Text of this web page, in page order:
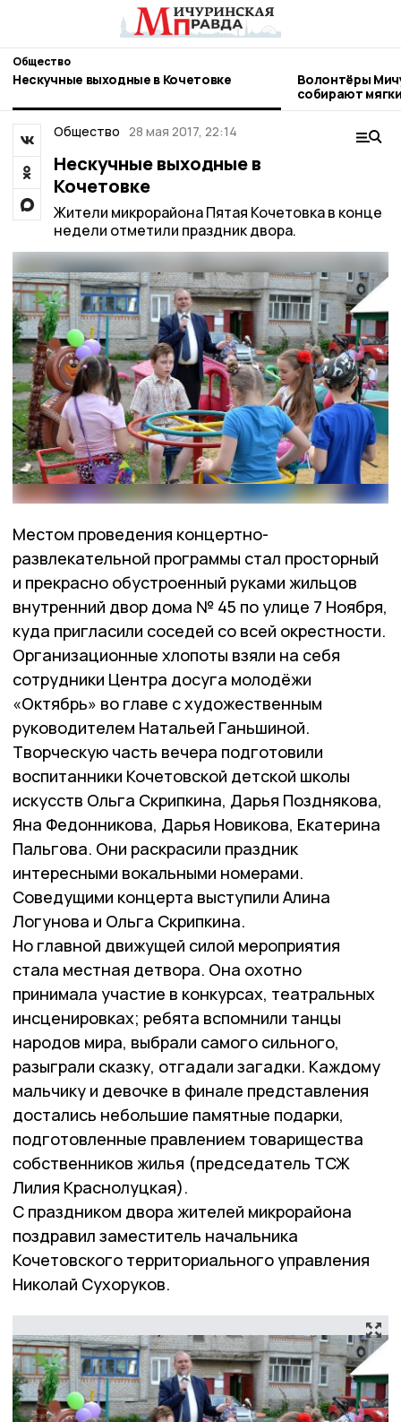
Общество
Нескучные выходные в Кочетовке
Волонтёры
собирают
бездомных
Общество 28 мая 2017, 22:14
Нескучные выходные в
Кочетовке
Жители микрорайона Пятая Кочетовка в конце
недели отметили праздник двора.
Местом проведения концертно-
развлекательной программы стал просторный
и прекрасно обустроенный руками жильцов
внутренний двор дома № 45 по улице 7 Ноября,
куда пригласили соседей со всей окрестности.
Организационные хлопоты взяли на себя
сотрудники Центра досуга молодёжи
«Октябрь» во главе с художественным
руководителем Натальей Ганьшиной.
Творческую часть вечера подготовили
воспитанники Кочетовской детской школы
искусств Ольга Скрипкина, Дарья Позднякова,
Яна Федонникова, Дарья Новикова, Екатерина
Пальгова. Они раскрасили праздник
интересными вокальными номерами.
Соведущими концерта выступили Алина
Логунова и Ольга Скрипкина.
Но главной движущей силой мероприятия
стала местная детвора. Она охотно
принимала участие в конкурсах, театральных
инсценировках; ребята вспомнили танцы
народов мира, выбрали самого сильного,
разыграли сказку, отгадали загадки. Каждому
мальчику и девочке в финале представления
достались небольшие памятные подарки,
подготовленные правлением товарищества
собственников жилья (председатель ТСЖ
Лилия Краснолуцкая).
С праздником двора жителей микрорайона
поздравил заместитель начальника
Кочетовского территориального управления
Николай Сухоруков.